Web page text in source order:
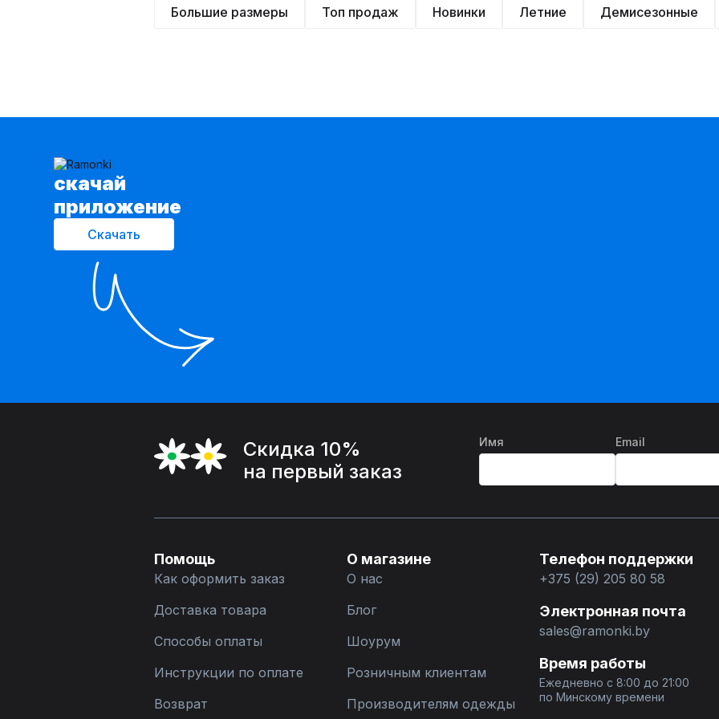
Большие размеры Топ продаж Новинки Летние Демисезонные
cкачай
приложение
Скачать
Скидка 10%
на первый заказ
Имя Email
Помощь
Как оформить заказ
Доставка товара
Способы оплаты
Инструкции по оплате
Возврат
О магазине
О нас
Блог
Шоурум
Розничным клиентам
Производителям одежды
Телефон поддержки
+375 (29) 205 80 58
Электронная почта
sales@ramonki.by
Время работы
Ежедневно с 8:00 до 21:00
по Минскому времени